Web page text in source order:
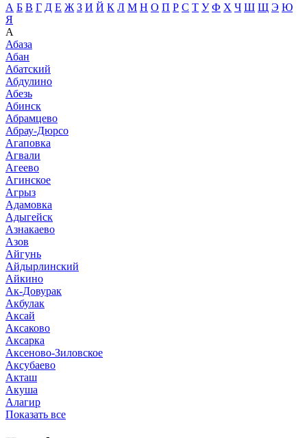
А Б В Г Д Е Ж З И Й К Л М Н О П Р С Т У Ф Х Ч Ш Щ Э Ю
Я
А
Абаза
Абан
Абатский
Абдулино
Абезь
Абинск
Абрамцево
Абрау-Дюрсо
Агаповка
Агвали
Агеево
Агинское
Агрыз
Адамовка
Адыгейск
Азнакаево
Азов
Айгунь
Айдырлинский
Айкино
Ак-Довурак
Акбулак
Аксай
Аксаково
Аксарка
Аксеново-Зиловское
Аксубаево
Акташ
Акуша
Алагир
Показать все